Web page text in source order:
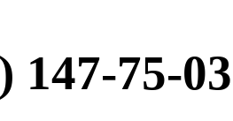
147-75-03